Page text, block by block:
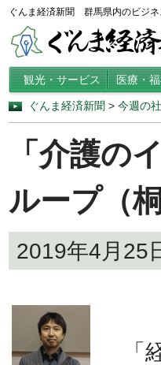
ぐんま経済新聞 群馬県内のビジ
観光・サービス 医療・
ぐんま経済新聞 > 今週の
「介護の
ループ（
2019年4月25
「